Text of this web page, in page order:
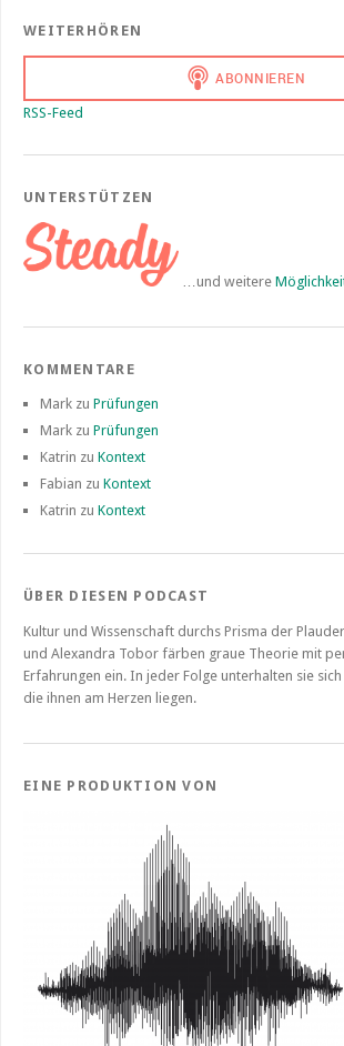
WEITERHÖREN
RSS-Feed
UNTERSTÜTZEN
…und weitere
KOMMENTARE
Mark zu Prüfungen
Mark zu Prüfungen
Katrin zu Kontext
Fabian zu Kontext
Katrin zu Kontext
ÜBER DIESEN PODCAST
Kultur und Wissenschaft durchs Prisma der
und Alexandra Tobor färben graue Theorie mit
Erfahrungen ein. In jeder Folge unterhalten sie
die ihnen am Herzen liegen.
EINE PRODUKTION VON